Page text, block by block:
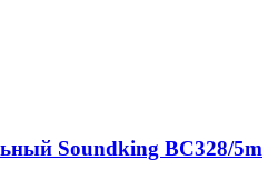
Soundking BC328/5m